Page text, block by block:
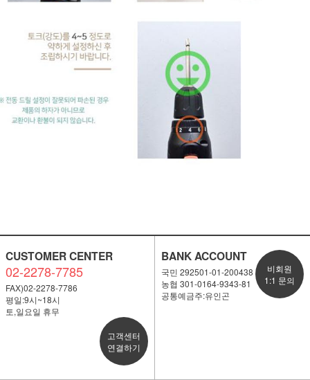
CUSTOMER CENTER
02-2278-7785
FAX)02-2278-7786
평일:9시~18시
토,일요일 휴무
고객센터
연결하기
BANK ACCOUNT
국민 292501-01-200438
농협 301-0164-9343-81
공통예금주:유인곤
비회원
1:1 문의